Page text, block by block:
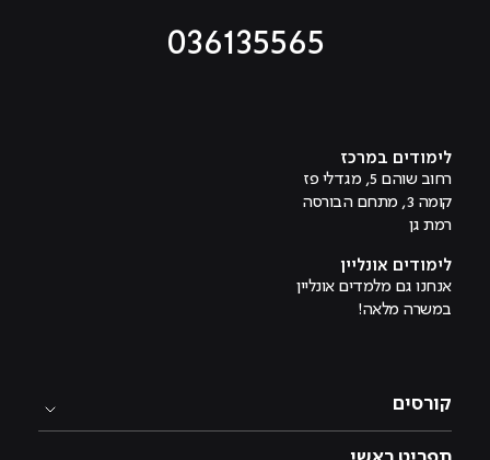
036135565
לימודים במרכז
רחוב שוהם 5, מגדלי פז
קומה 3, מתחם הבורסה
רמת גן
לימודים אונליין
אנחנו גם מלמדים אונליין
במשרה מלאה!
קורסים